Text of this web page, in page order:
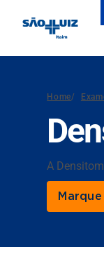
Home/
A